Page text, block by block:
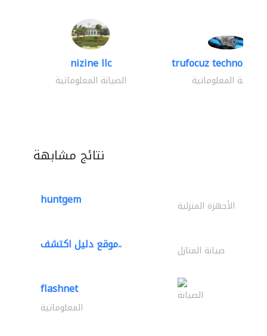
nizine llc
الصيانة المعلوماتية
trufocuz
الصيانة المعلوماتية
نتائج مشابهة
huntgem الأجهزة المنزلية
موقع دليل اكتشف.. صيانة المنازل
flashnet الصيانة
المعلوماتية